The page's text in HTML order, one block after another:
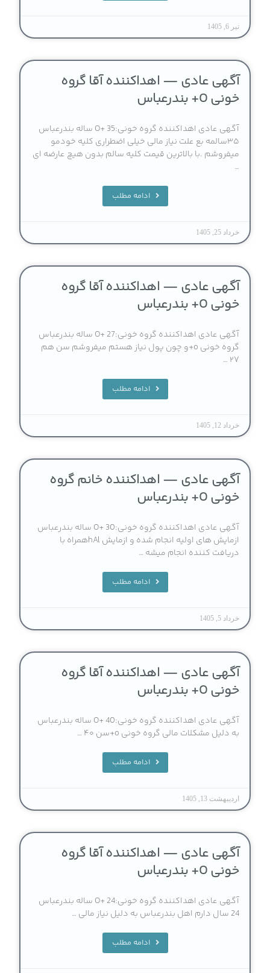
تیر 6, 1405
آگهی عادی — اهداکننده آقا گروه
خونی O+ بندرعباس
آگهی عادی اهداکننده گروه خونی:O+ 35 ساله بندرعباس
۳۵سالمه بع علت نیاز مالی خیلی اضطراری کلیه خودمو
میفروشم .با بالاترین قیمت کلیه سالم بدون هیچ عارضه ای
…
ادامه مطلب
خرداد 25, 1405
آگهی عادی — اهداکننده آقا گروه
خونی O+ بندرعباس
آگهی عادی اهداکننده گروه خونی:O+ 27 ساله بندرعباس
گروه خونی o+و چون پول نیاز هستم میفروشم سن هم
۲۷ …
ادامه مطلب
خرداد 12, 1405
آگهی عادی — اهداکننده خانم گروه
خونی O+ بندرعباس
آگهی عادی اهداکننده گروه خونی:O+ 30 ساله بندرعباس
ازمایش های اولیه انجام شده و ازمایش hAlهمراه با
دریافت کننده انجام میشه …
ادامه مطلب
خرداد 5, 1405
آگهی عادی — اهداکننده آقا گروه
خونی O+ بندرعباس
آگهی عادی اهداکننده گروه خونی:O+ 40 ساله بندرعباس
به دلیل مشکلات مالی گروه خونی o+سن ۴۰ …
ادامه مطلب
اردیبهشت 13, 1405
آگهی عادی — اهداکننده آقا گروه
خونی O+ بندرعباس
آگهی عادی اهداکننده گروه خونی:O+ 24 ساله بندرعباس
24 سال دارم اهل بندرعباس به دلیل نیاز مالی …
ادامه مطلب